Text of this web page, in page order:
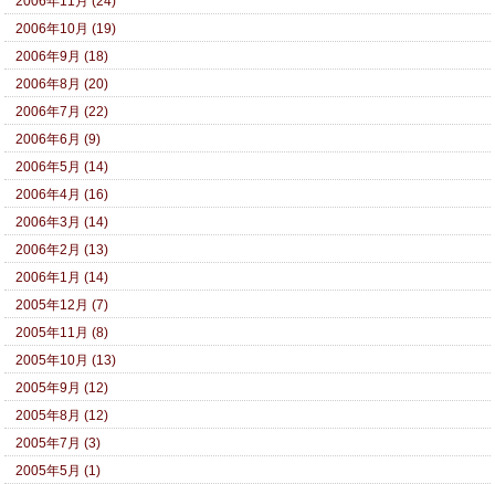
2006年10月 (19)
2006年9月 (18)
2006年8月 (20)
2006年7月 (22)
2006年6月 (9)
2006年5月 (14)
2006年4月 (16)
2006年3月 (14)
2006年2月 (13)
2006年1月 (14)
2005年12月 (7)
2005年11月 (8)
2005年10月 (13)
2005年9月 (12)
2005年8月 (12)
2005年7月 (3)
2005年5月 (1)